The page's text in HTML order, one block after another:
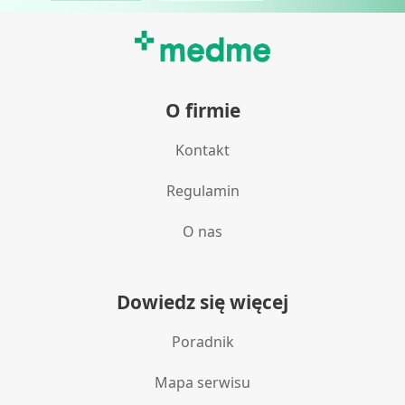
O firmie
Kontakt
Regulamin
O nas
Dowiedz się więcej
Poradnik
Mapa serwisu